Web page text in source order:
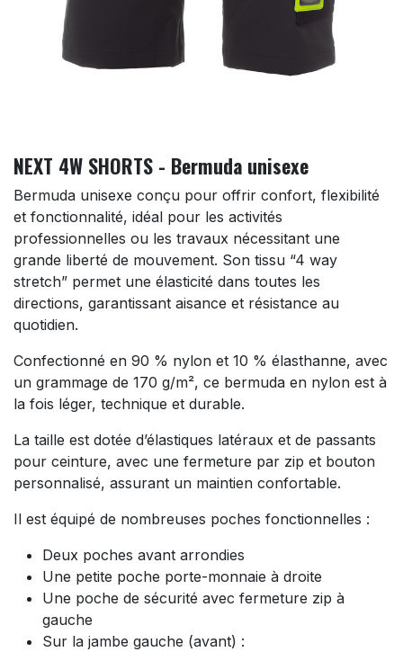
NEXT 4W SHORTS - Bermuda unisexe
Bermuda unisexe conçu pour offrir confort, flexibilité
et fonctionnalité, idéal pour les activités
professionnelles ou les travaux nécessitant une
grande liberté de mouvement. Son tissu “4 way
stretch” permet une élasticité dans toutes les
directions, garantissant aisance et résistance au
quotidien.
Confectionné en 90 % nylon et 10 % élasthanne, avec
un grammage de 170 g/m², ce bermuda en nylon est à
la fois léger, technique et durable.
La taille est dotée d’élastiques latéraux et de passants
pour ceinture, avec une fermeture par zip et bouton
personnalisé, assurant un maintien confortable.
Il est équipé de nombreuses poches fonctionnelles :
Deux poches avant arrondies
Une petite poche porte-monnaie à droite
Une poche de sécurité avec fermeture zip à
gauche
Sur la jambe gauche (avant) :